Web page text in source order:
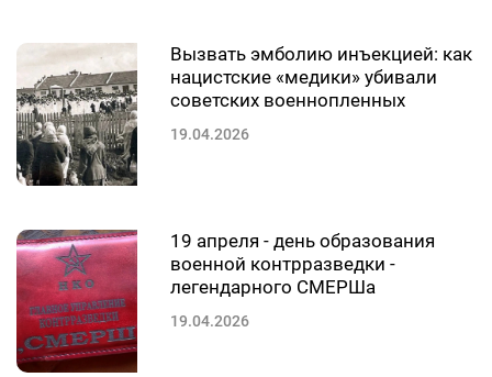
Вызвать эмболию инъекцией: как
нацистские «медики» убивали
советских военнопленных
19.04.2026
19 апреля - день образования
военной контрразведки -
легендарного СМЕРШа
19.04.2026